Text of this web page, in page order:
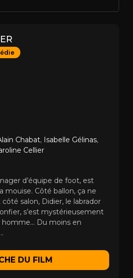
Chabat, Isabelle Gélinas,
Cellier
d’équipe de foot, est
mouise. Côté ballon, ça ne
salon, Didier, le labrador
s’est mystérieusement
Du moins en
DU FILM